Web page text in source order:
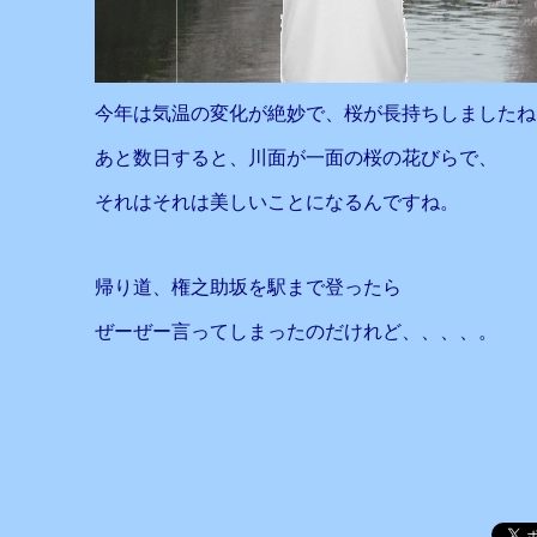
今年は気温の変化が絶妙で、桜が長持ちしました
あと数日すると、川面が一面の桜の花びらで、
それはそれは美しいことになるんですね。
帰り道、権之助坂を駅まで登ったら
ぜーぜー言ってしまったのだけれど、、、、。